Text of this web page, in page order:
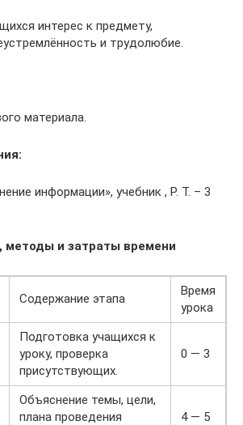
интерес к предмету,
и трудолюбие.
материала.
информации», учебник , Р. Т. – 3
методы и затраты времени
Содержание этапа
Время
урока
Подготовка учащихся к
уроку, проверка
присутствующих.
0 — 3
Объяснение темы, цели,
плана проведения
4 — 5